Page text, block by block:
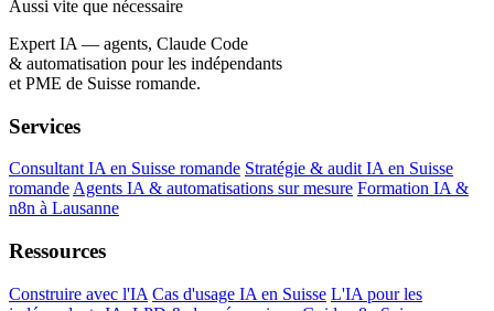
Aussi vite que nécessaire
Expert IA — agents, Claude Code
& automatisation pour les indépendants
et PME de Suisse romande.
Services
Consultant IA en Suisse romande Stratégie & audit IA en Suisse
romande Agents IA & automatisations sur mesure Formation IA &
n8n à Lausanne
Ressources
Construire avec l'IA Cas d'usage IA en Suisse L'IA pour les